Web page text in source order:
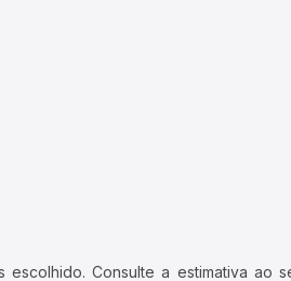
Consulte a estimativa ao